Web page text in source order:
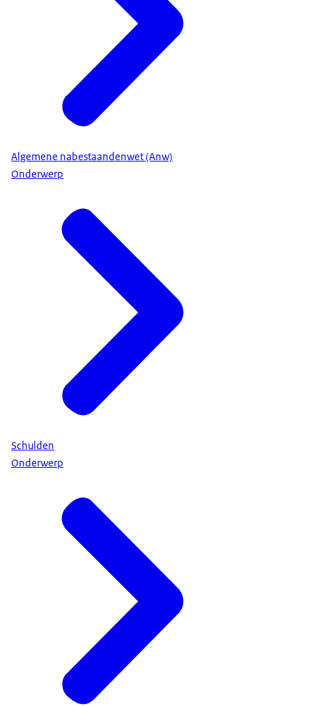
Algemene nabestaandenwet (Anw)
Onderwerp
Schulden
Onderwerp